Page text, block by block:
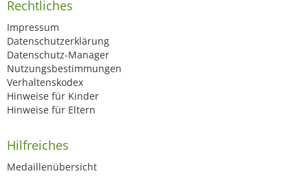
Rechtliches
Impressum
Datenschutzerklärung
Datenschutz-Manager
Nutzungsbestimmungen
Verhaltenskodex
Hinweise für Kinder
Hinweise für Eltern
Hilfreiches
Medaillenübersicht